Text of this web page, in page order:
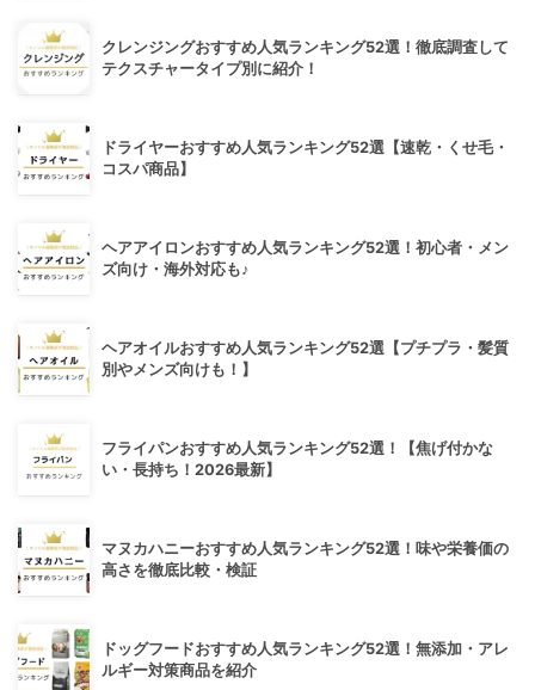
クレンジングおすすめ人気ランキング52選！徹底調査して
テクスチャータイプ別に紹介！
ドライヤーおすすめ人気ランキング52選【速乾・くせ毛・
コスパ商品】
ヘアアイロンおすすめ人気ランキング52選！初心者・メン
ズ向け・海外対応も♪
ヘアオイルおすすめ人気ランキング52選【プチプラ・髪質
別やメンズ向けも！】
フライパンおすすめ人気ランキング52選！【焦げ付かな
い・長持ち！2026最新】
マヌカハニーおすすめ人気ランキング52選！味や栄養価の
高さを徹底比較・検証
ドッグフードおすすめ人気ランキング52選！無添加・アレ
ルギー対策商品を紹介